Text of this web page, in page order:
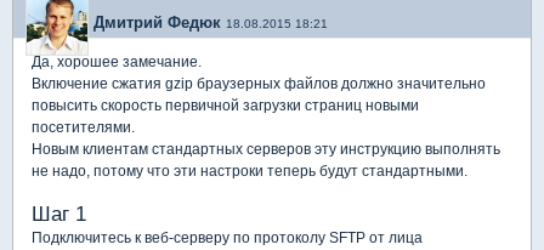
Дмитрий Федюк 18.08.2015 18:21
Да, хорошее замечание.
Включение сжатия gzip браузерных файлов должно значительно
повысить скорость первичной загрузки страниц новыми
посетителями.
Новым клиентам стандартных серверов эту инструкцию выполнять
не надо, потому что эти настроки теперь будут стандартными.
Шаг 1
Подключитесь к веб-серверу по протоколу SFTP от лица